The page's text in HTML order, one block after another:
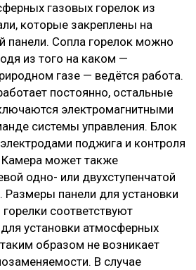
газовых горелок из
которые закреплены на
панели. Сопла горелок можно
из того на каком —
газе — ведётся работа.
постоянно, остальные
электромагнитными
системы управления. Блок
поджига и контроля
Камера может также
одно- или двухступенчатой
Размеры панели для установки
соответствуют
установки атмосферных
образом не возникает
В случае